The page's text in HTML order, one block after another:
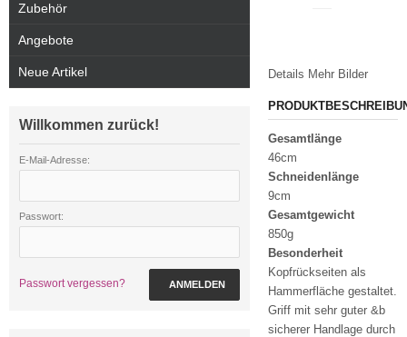
Details Mehr Bilder
Gesamtlänge
46cm
Schneidenlänge
9cm
Gesamtgewicht
850g
Besonderheit
Kopfrückseiten als
Hammerfläche gestaltet.
Griff mit sehr guter &b
sicherer Handlage durch
Zubehör
Angebote
Neue Artikel
Willkommen zurück!
E-Mail-Adresse:
Passwort:
Passwort vergessen? ANMELDEN